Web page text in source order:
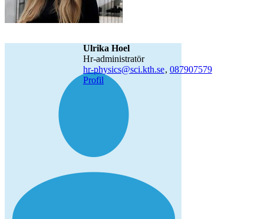
Ulrika Hoel
hr-administratör
hr-physics@sci.kth.se, 087907579
Profil